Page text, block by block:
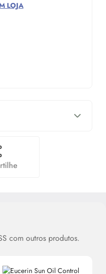
LOJA
com outros produtos.